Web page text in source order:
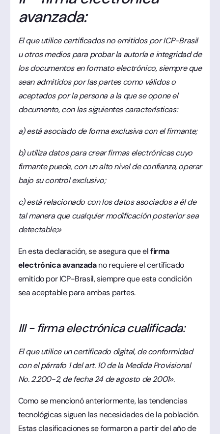
avanzada:
El que utilice certificados no emitidos por ICP-Brasil
u otros medios para probar la autoría e integridad de
los documentos en formato electrónico, siempre que
sean admitidos por las partes como válidos o
aceptados por la persona a la que se opone el
documento, con las siguientes características:
a) está asociado de forma exclusiva con el firmante;
b) utiliza datos para crear firmas electrónicas cuyo
firmante puede, con un alto nivel de confianza, operar
bajo su control exclusivo;
c) está relacionado con los datos asociados a él de
tal manera que cualquier modificación posterior sea
detectable;»
En esta declaración, se asegura que elfirma
electrónica avanzadano requiere el certificado
emitido por ICP-Brasil, siempre que esta condición
sea aceptable para ambas partes.
III - firma electrónica cualificada:
El que utilice un certificado digital, de conformidad
con el párrafo 1 del art. 10 de la Medida Provisional
No. 2.200-2, de fecha 24 de agosto de 2001».
Como se mencionó anteriormente, las tendencias
tecnológicas siguen las necesidades de la población.
Estas clasificaciones se formaron a partir del año de